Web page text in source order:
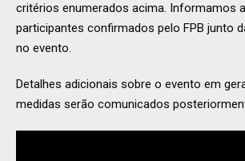
critérios enumerados acima. Informamos
participantes confirmados pelo FPB junto
no evento.
Detalhes adicionais sobre o evento em
medidas serão comunicados